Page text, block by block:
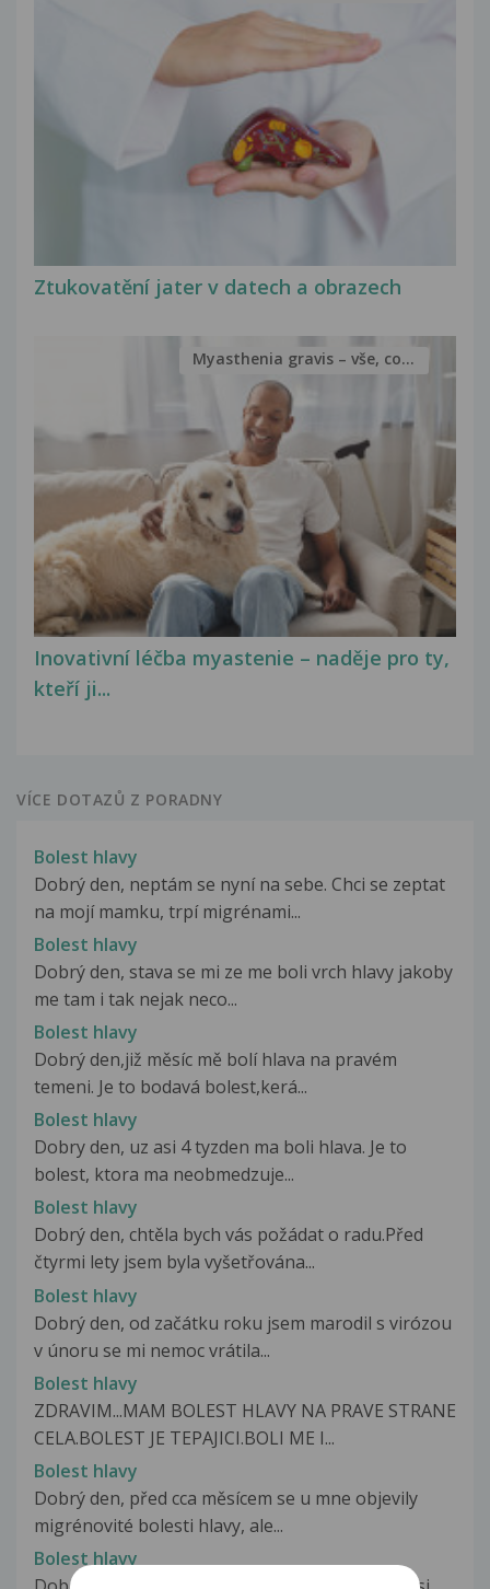
Ztukovatění jater v datech a obrazech
Inovativní léčba myastenie – naděje pro ty,
kteří ji...
Myasthenia gravis – vše, co...
VÍCE DOTAZŮ Z PORADNY
Bolest hlavy
Dobrý den, neptám se nyní na sebe. Chci se zeptat
na mojí mamku, trpí migrénami...
Bolest hlavy
Dobrý den, stava se mi ze me boli vrch hlavy jakoby
me tam i tak nejak neco...
Bolest hlavy
Dobrý den,již měsíc mě bolí hlava na pravém
temeni. Je to bodavá bolest,kerá...
Bolest hlavy
Dobry den, uz asi 4 tyzden ma boli hlava. Je to
bolest, ktora ma neobmedzuje...
Bolest hlavy
Dobrý den, chtěla bych vás požádat o radu.Před
čtyrmi lety jsem byla vyšetřována...
Bolest hlavy
Dobrý den, od začátku roku jsem marodil s virózou
v únoru se mi nemoc vrátila...
Bolest hlavy
ZDRAVIM...MAM BOLEST HLAVY NA PRAVE STRANE
CELA.BOLEST JE TEPAJICI.BOLI ME I...
Bolest hlavy
Dobrý den, před cca měsícem se u mne objevily
migrénovité bolesti hlavy, ale...
Bolest hlavy